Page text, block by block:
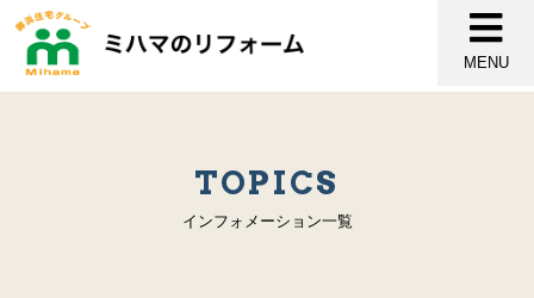
MENU
TOPICS
インフォメーション一覧